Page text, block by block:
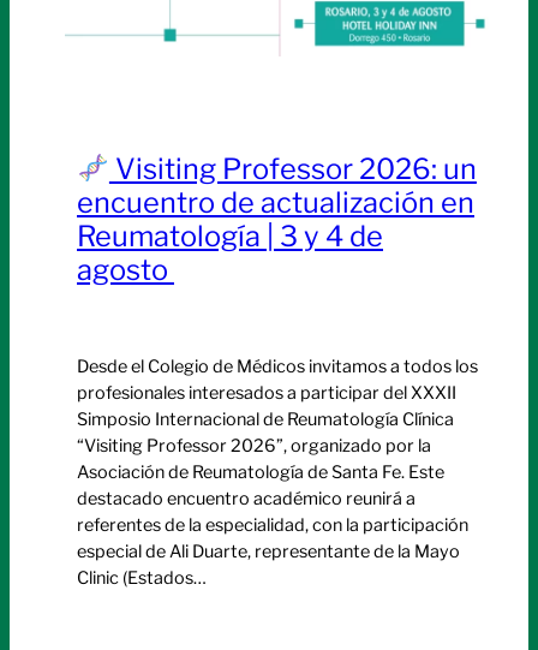
Visiting Professor 2026: un
encuentro de actualización en
Reumatología | 3 y 4 de
agosto
Desde el Colegio de Médicos invitamos a todos los
profesionales interesados a participar del XXXII
Simposio Internacional de Reumatología Clínica
“Visiting Professor 2026”, organizado por la
Asociación de Reumatología de Santa Fe. Este
destacado encuentro académico reunirá a
referentes de la especialidad, con la participación
especial de Ali Duarte, representante de la Mayo
Clinic (Estados…